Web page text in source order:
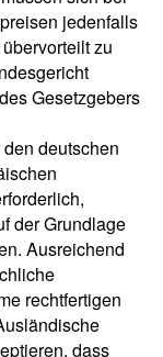
jedenfalls
zu
Gesetzgebers
deutschen
der Grundlage
Ausreichend
rechtfertigen
dass